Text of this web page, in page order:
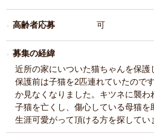
高齢者応募 可
募集の経緯
近所の家にいついた猫ちゃんを保護
保護前は子猫を2匹連れていたので
か見なくなりました。キツネに襲わ
子猫を亡くし、傷心している母猫を
生涯可愛がって頂ける方を探してい